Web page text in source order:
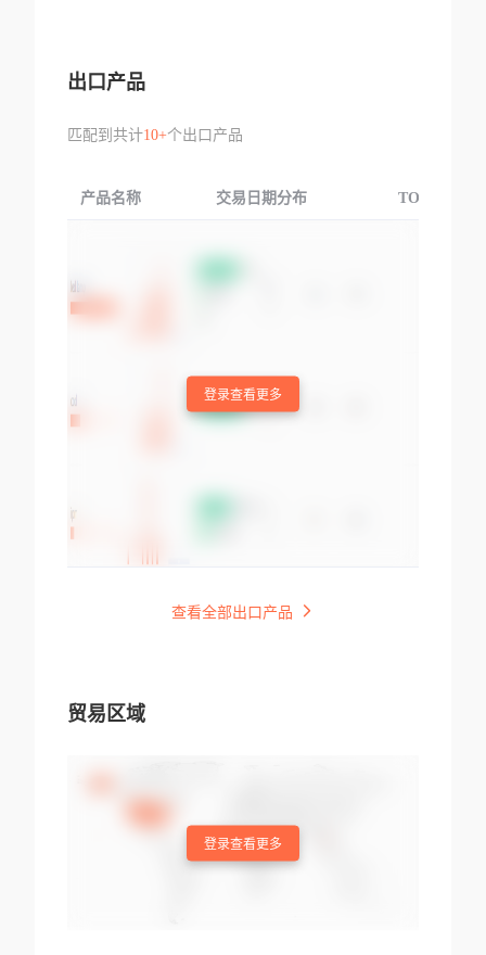
出口产品
匹配到共计10+个出口产品
产品名称 交易日期分布 TOP3交易国
登录查看更多
查看全部出口产品
贸易区域
登录查看更多